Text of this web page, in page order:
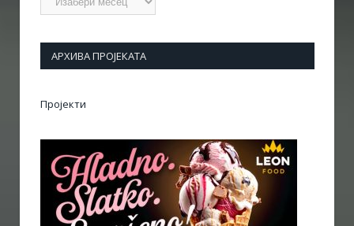
АРХИВА ПРОЈЕКАТА
Пројекти